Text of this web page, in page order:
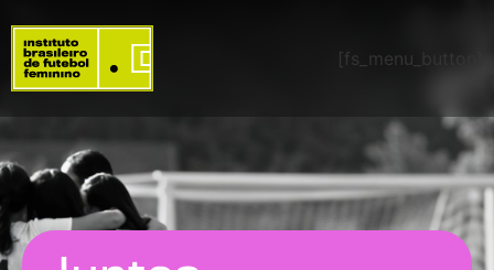
[fs_menu_button]